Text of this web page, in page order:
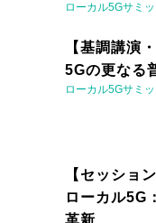
ローカル5Gサミッ
【基調講演
5Gの更なる
ローカル5Gサミッ
【セッショ
ローカル5G
革新